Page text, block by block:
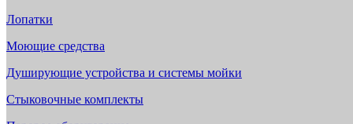
Лопатки
Моющие средства
Душирующие устройства и системы мойки
Стыковочные комплекты